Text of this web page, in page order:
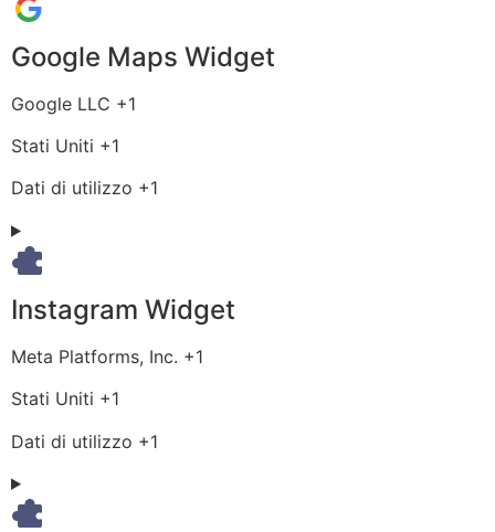
Google Maps Widget
Azienda:
Google LLC +1
Luogo
trattamento:
Stati Uniti +1
Dati
trattati:
Dati di utilizzo +1
Instagram Widget
Azienda:
Meta Platforms, Inc. +1
Luogo
trattamento:
Stati Uniti +1
Dati
trattati:
Dati di utilizzo +1